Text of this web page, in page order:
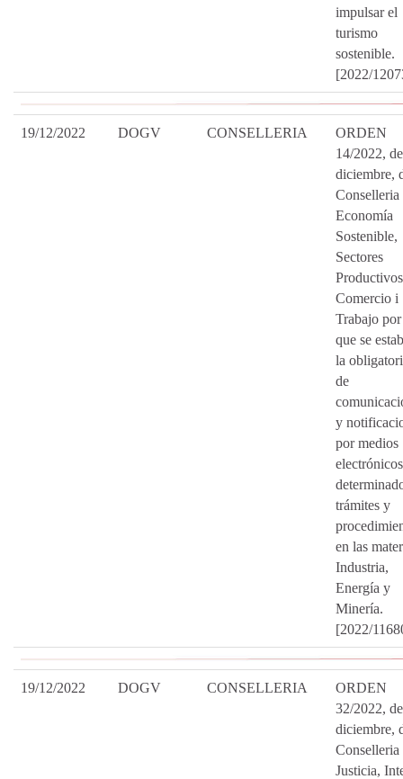
impulsar el
turismo
sostenible.
[2022/
19/12/2022 DOGV CONSELLERIA
ORDEN
14/2022,
diciembre,
Conselleria
Economía
Sostenible,
Sectores
Comercio i
Trabajo
que se
la
de
y
por medios
trámites y
en las
Industria,
Energía y
Minería.
[2022/
19/12/2022 DOGV CONSELLERIA
ORDEN
32/2022,
diciembre,
Conselleria
Justicia,